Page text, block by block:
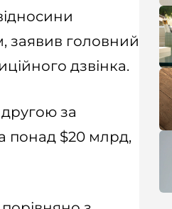
заявив головний
дзвінка.
за
понад $20 млрд,